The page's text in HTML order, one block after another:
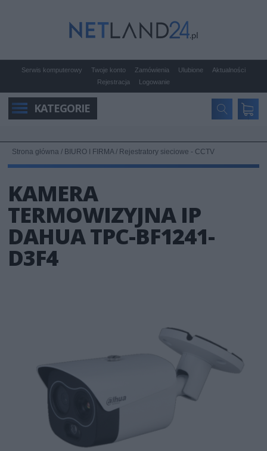
Serwis komputerowy Twoje konto Zamówienia Ulubione
Aktualności
Rejestracja
Logowanie
KATEGORIE
Strona główna / BIURO I FIRMA/ Rejestratory sieciowe - CCTV
KAMERA
TERMOWIZYJNA IP
DAHUA TPC-BF1241-
D3F4